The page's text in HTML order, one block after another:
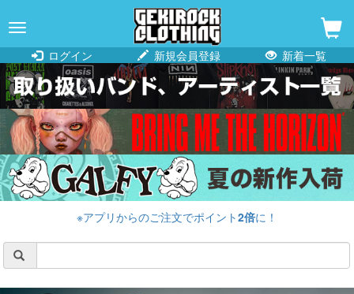
navigation
ログイン
新規会員登録 新着一覧
※アプリからのご注文でポイント2倍に！